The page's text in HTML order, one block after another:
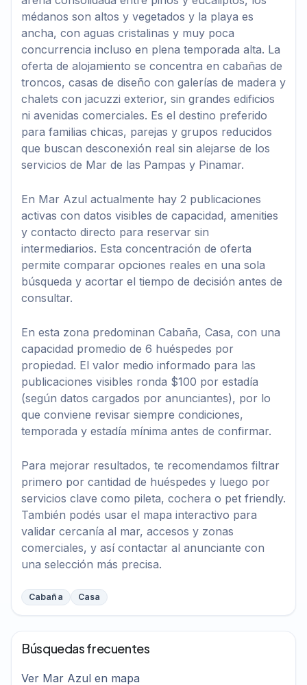
médanos son altos y vegetados y la playa es
ancha, con aguas cristalinas y muy poca
concurrencia incluso en plena temporada alta. La
oferta de alojamiento se concentra en cabañas de
troncos, casas de diseño con galerías de madera y
chalets con jacuzzi exterior, sin grandes edificios
ni avenidas comerciales. Es el destino preferido
para familias chicas, parejas y grupos reducidos
que buscan desconexión real sin alejarse de los
servicios de Mar de las Pampas y Pinamar.
En Mar Azul actualmente hay 2 publicaciones
activas con datos visibles de capacidad, amenities
y contacto directo para reservar sin
intermediarios. Esta concentración de oferta
permite comparar opciones reales en una sola
búsqueda y acortar el tiempo de decisión antes de
consultar.
En esta zona predominan Cabaña, Casa, con una
capacidad promedio de 6 huéspedes por
propiedad. El valor medio informado para las
publicaciones visibles ronda $100 por estadía
(según datos cargados por anunciantes), por lo
que conviene revisar siempre condiciones,
temporada y estadía mínima antes de confirmar.
Para mejorar resultados, te recomendamos filtrar
primero por cantidad de huéspedes y luego por
servicios clave como pileta, cochera o pet friendly.
También podés usar el mapa interactivo para
validar cercanía al mar, accesos y zonas
comerciales, y así contactar al anunciante con
una selección más precisa.
Cabaña Casa
Búsquedas frecuentes
Ver Mar Azul en mapa